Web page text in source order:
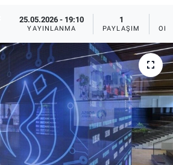
25.05.2026 - 19:10
YAYINLANMA
1
PAYLAŞIM